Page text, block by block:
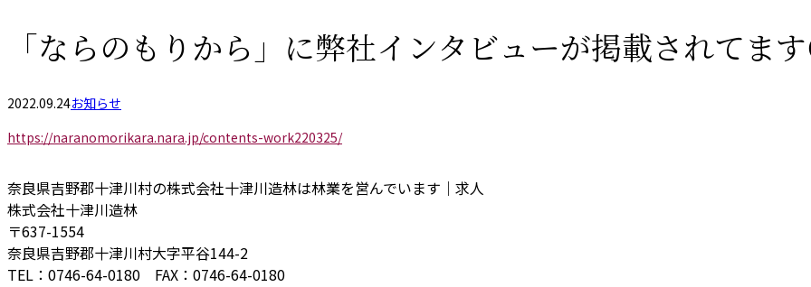
「ならのもりから」に弊社インタビューが掲載されてま
2022.09.24お知らせ
https://naranomorikara.nara.jp/contents-work220325/
奈良県吉野郡十津川村の株式会社十津川造林は林業を営んでいます｜求人
株式会社十津川造林
〒637-1554
奈良県吉野郡十津川村大字平谷144-2
TEL：0746-64-0180 FAX：0746-64-0180